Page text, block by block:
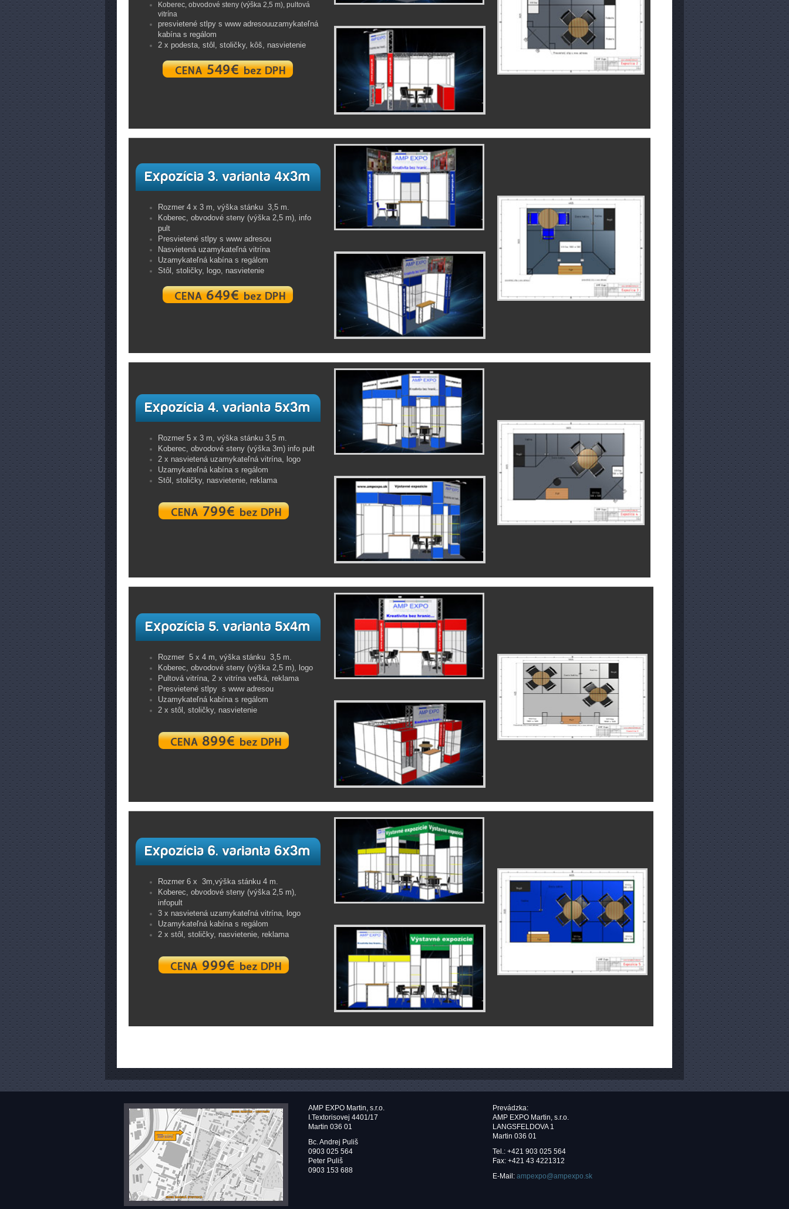
Koberec, obvodové steny (výška 2,5 m), pultová
vitrína
presvietené stlpy s www adresouuzamykateľná
kabína s regálom
2 x podesta, stôl, stoličky, kôš, nasvietenie
Rozmer 4 x 3 m, výška stánku 3,5 m.
Koberec, obvodové steny (výška 2,5 m), info
pult
Presvietené stlpy s www adresou
Nasvietená uzamykateľná vitrína
Uzamykateľná kabína s regálom
Stôl, stoličky, logo, nasvietenie
Rozmer 5 x 3 m, výška stánku 3,5 m.
Koberec, obvodové steny (výška 3m) info pult
2 x nasvietená uzamykateľná vitrína, logo
Uzamykateľná kabína s regálom
Stôl, stoličky, nasvietenie, reklama
Rozmer 5 x 4 m, výška stánku 3,5 m.
Koberec, obvodové steny (výška 2,5 m), logo
Pultová vitrína, 2 x vitrína veľká, reklama
Presvietené stlpy s www adresou
Uzamykateľná kabína s regálom
2 x stôl, stoličky, nasvietenie
Rozmer 6 x 3m,výška stánku 4 m.
Koberec, obvodové steny (výška 2,5 m),
infopult
3 x nasvietená uzamykateľná vitrína, logo
Uzamykateľná kabína s regálom
2 x stôl, stoličky, nasvietenie, reklama
AMP EXPO Martin, s.r.o.
I.Textorisovej 4401/17
Martin 036 01
Bc. Andrej Puliš
0903 025 564
Peter Puliš
0903 153 688
Prevádzka:
AMP EXPO Martin, s.r.o.
LANGSFELDOVA 1
Martin 036 01
Tel.: +421 903 025 564
Fax: +421 43 4221312
E-Mail: ampexpo@ampexpo.sk